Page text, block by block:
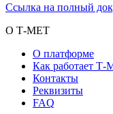
Ссылка на полный
О Т-МЕТ
О платформе
Как работает
Контакты
Реквизиты
FAQ